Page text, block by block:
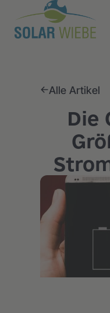
Alle Artikel
Die